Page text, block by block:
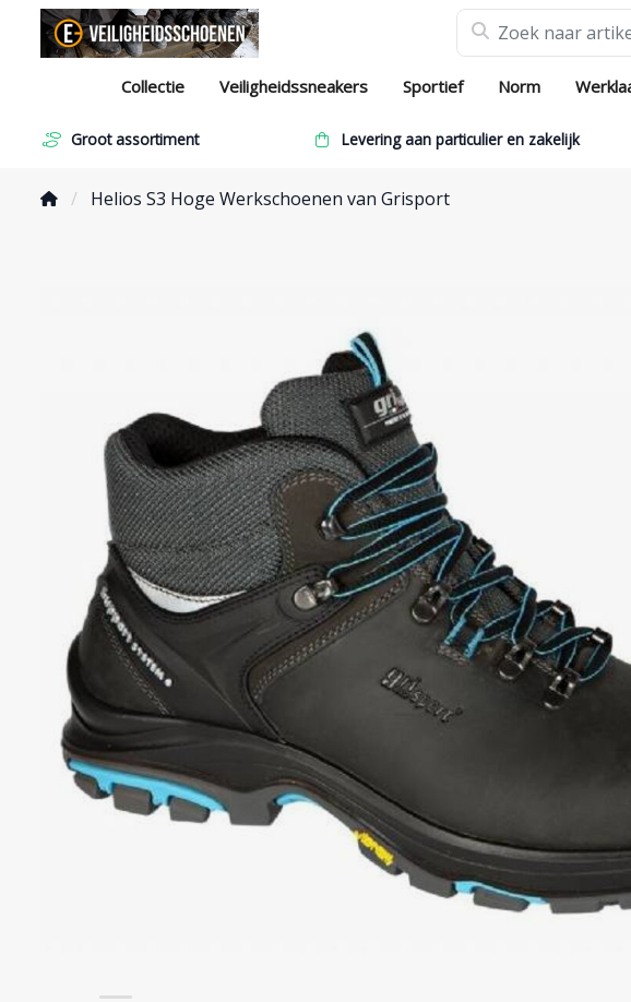
Collectie Veiligheidssneakers Sportief Norm
Groot assortiment Levering aan particulier en zakelijk
Helios S3 Hoge Werkschoenen van Grisport